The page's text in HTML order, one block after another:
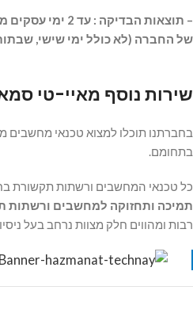
– תוצאות הבדיקה
של החברה (לא כולל ימי שישי,
שירות נוסף מאיי-טי
בחברתנו תוכלו למצוא טכנאי מחשבים
בתחומם.
כל טכנאי המחשבים ורשתות תקשורת
תמיכה ותחזוקה למחשבים ורשתות
רבות ומהווים חלק מצוות נרחב בעל ניסיון